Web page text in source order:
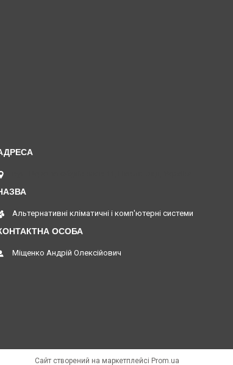
Альтернативні кліматичні і комп'ютерні системи
Міщенко Андрій Олексійович
Сайт створений на маркетплейсі Prom.ua